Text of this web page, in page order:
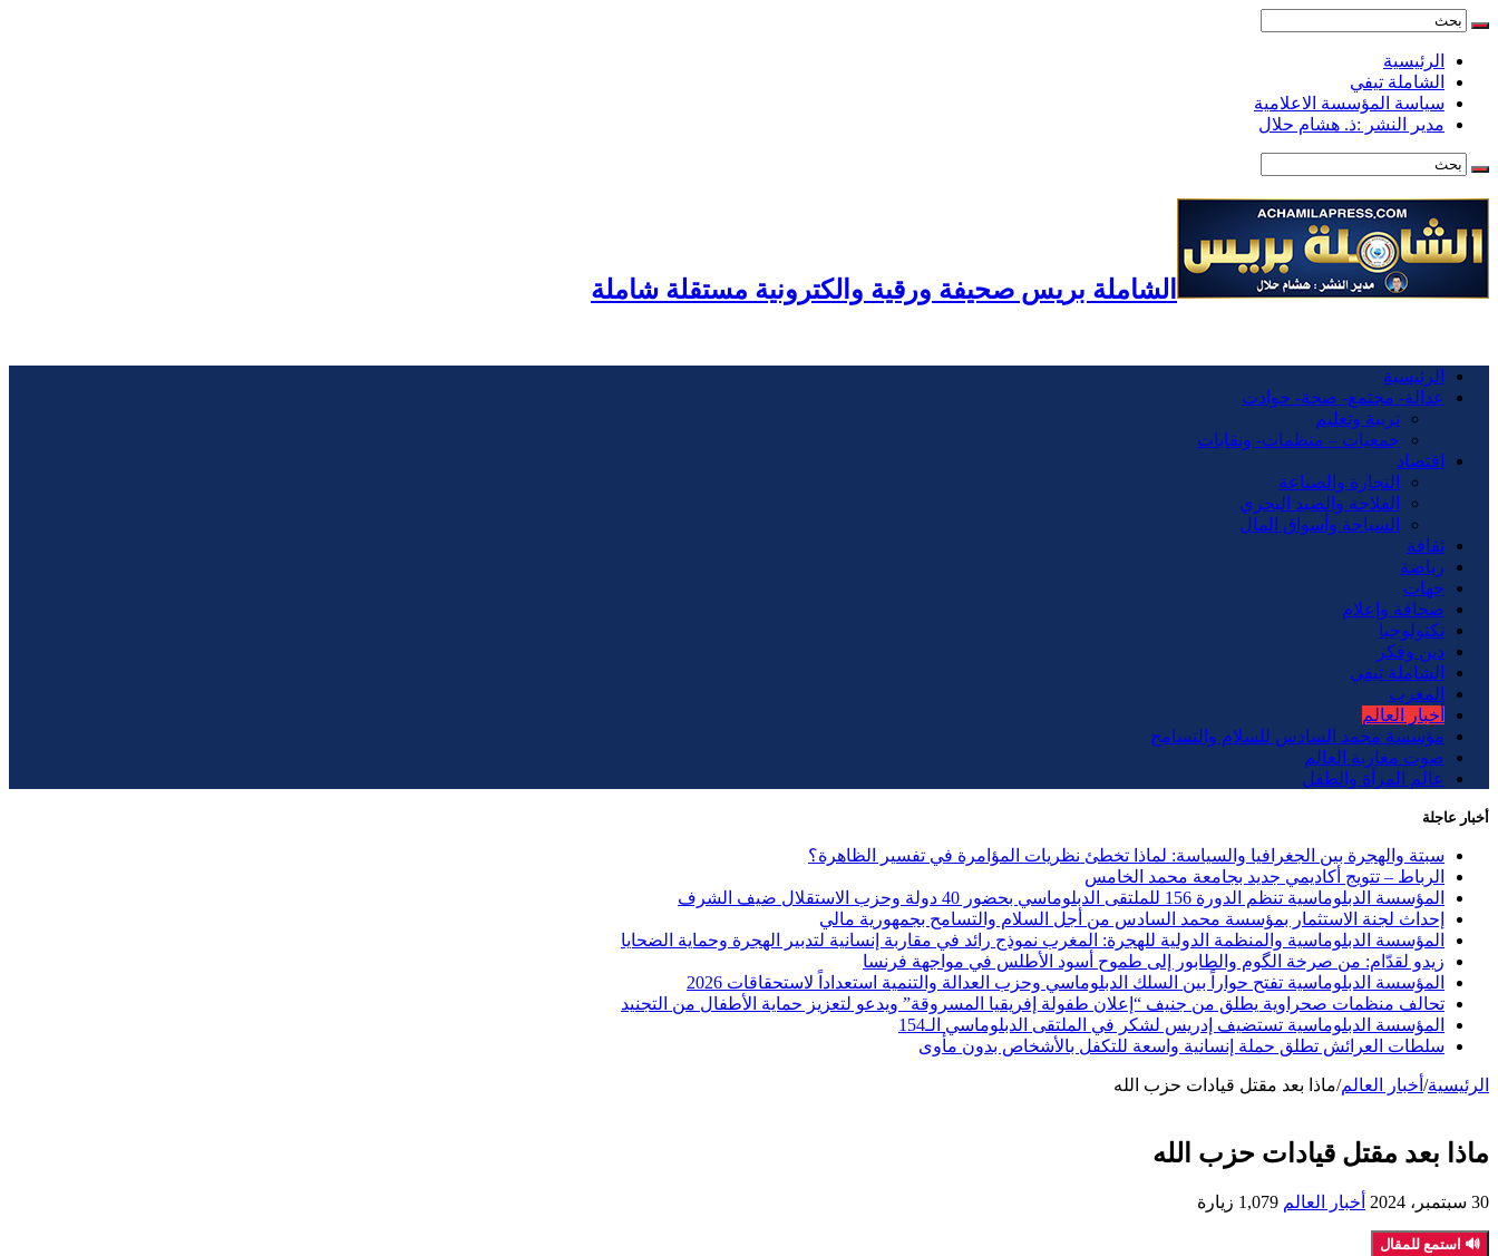
الرئيسية
الشاملة تيفي
سياسة المؤسسة الاعلامية
مدير النشر :ذ. هشام حلال
الشاملة بريس صحيفة ورقية والكترونية مستقلة شاملة
الرئيسية
عدالة- مجتمع- صحة- حوادت
تربية وتعليم
جمعيات – منظمات- ونقابات
اقتصاد
التجارة والصناعة
الفلاحة والصيد البحري
السياحة وأسواق المال
ثقافة
رياضة
جهات
صحافة وإعلام
تكنولوجيا
دين وفكر
الشاملة تيفي
المغرب
أخبار العالم
مؤسسة محمد السادس للسلام والتسامح
صوت مغاربة العالم
عالم المرأة والطفل
أخبار عاجلة
سبتة والهجرة بين الجغرافيا والسياسة: لماذا تخطئ نظريات المؤامرة في تفسير الظاهرة؟
الرباط – تتويج أكاديمي جديد بجامعة محمد الخامس
المؤسسة الدبلوماسية تنظم الدورة 156 للملتقى الدبلوماسي بحضور 40 دولة وحزب الاستقلال ضيف الشرف
إحداث لجنة الاستثمار بمؤسسة محمد السادس من أجل السلام والتسامح بجمهورية مالي
المؤسسة الدبلوماسية والمنظمة الدولية للهجرة: المغرب نموذج رائد في مقاربة إنسانية لتدبير الهجرة وحماية الضحايا
زيدو لقدّام: من صرخة الگوم والطابور إلى طموح أسود الأطلس في مواجهة فرنسا
المؤسسة الدبلوماسية تفتح حواراً بين السلك الدبلوماسي وحزب العدالة والتنمية استعداداً لاستحقاقات 2026
تحالف منظمات صحراوية يطلق من جنيف “إعلان طفولة إفريقيا المسروقة” ويدعو لتعزيز حماية الأطفال من التجنيد
المؤسسة الدبلوماسية تستضيف إدريس لشكر في الملتقى الدبلوماسي الـ154
سلطات العرائش تطلق حملة إنسانية واسعة للتكفل بالأشخاص بدون مأوى
الرئيسية/ أخبار العالم/ماذا بعد مقتل قيادات حزب الله
ماذا بعد مقتل قيادات حزب الله
30 سبتمبر، 2024 أخبار العالم 1,079 زيارة
🔊 استمع للمقال